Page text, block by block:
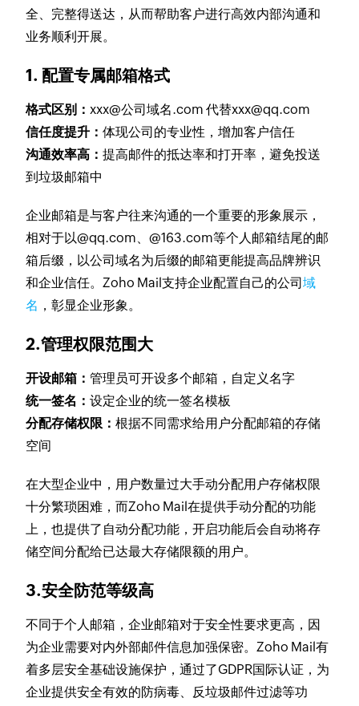
全、完整得送达，从而帮助客户进行高效内部沟通和
业务顺利开展。
1. 配置专属邮箱格式
格式区别：xxx@公司域名.com 代替xxx@qq.com
信任度提升：体现公司的专业性，增加客户信任
沟通效率高：提高邮件的抵达率和打开率，避免投送
到垃圾邮箱中
企业邮箱是与客户往来沟通的一个重要的形象展示，
相对于以@qq.com、@163.com等个人邮箱结尾的邮
箱后缀，以公司域名为后缀的邮箱更能提高品牌辨识
和企业信任。Zoho Mail支持企业配置自己的公司域
名 ，彰显企业形象。
2.管理权限范围大
开设邮箱：管理员可开设多个邮箱，自定义名字
统一签名：设定企业的统一签名模板
分配存储权限：根据不同需求给用户分配邮箱的存储
空间
在大型企业中，用户数量过大手动分配用户存储权限
十分繁琐困难，而Zoho Mail在提供手动分配的功能
上，也提供了自动分配功能，开启功能后会自动将存
储空间分配给已达最大存储限额的用户。
3.安全防范等级高
不同于个人邮箱，企业邮箱对于安全性要求更高，因
为企业需要对内外部邮件信息加强保密。Zoho Mail有
着多层安全基础设施保护，通过了GDPR国际认证，为
企业提供安全有效的防病毒、反垃圾邮件过滤等功